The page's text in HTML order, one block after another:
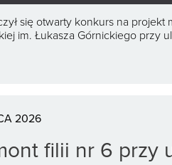
się otwarty konkurs na
im. Łukasza Górnickiego przy
2026
filii nr 6 przy